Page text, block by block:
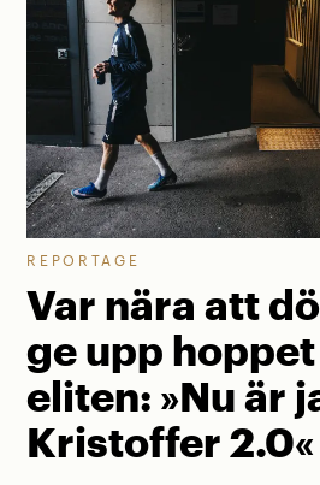
REPORTAGE
Var nära att
ge upp
eliten: »Nu är
Kristoffer 2.0«